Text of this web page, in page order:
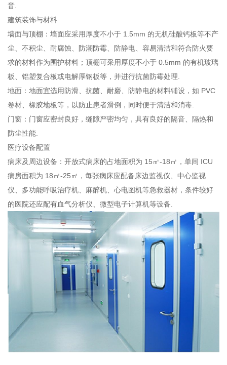
音.
建筑装饰与材料
墙面与顶棚：墙面应采用厚度不小于 1.5mm 的无机硅酸钙板等不产
尘、不积尘、耐腐蚀、防潮防霉、防静电、容易清洁和符合防火要
求的材料作为围护材料；顶棚可采用厚度不小于 0.5mm 的有机玻璃
板、铝塑复合板或电解厚钢板等，并进行抗菌防霉处理.
地面：地面宜选用防滑、抗菌、耐磨、防静电的材料铺设，如 PVC
卷材、橡胶地板等，以防止患者滑倒，同时便于清洁和消毒.
门窗：门窗应密封良好，缝隙严密均匀，具有良好的隔音、隔热和
防尘性能.
医疗设备配置
病床及周边设备：开放式病床的占地面积为 15㎡-18㎡，单间 ICU
病房面积为 18㎡-25㎡，每张病床应配备床边监视仪、中心监视
仪、多功能呼吸治疗机、麻醉机、心电图机等急救器材，条件较好
的医院还应配有血气分析仪、微型电子计算机等设备.